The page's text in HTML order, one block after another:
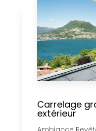
Carrelage
extérieur